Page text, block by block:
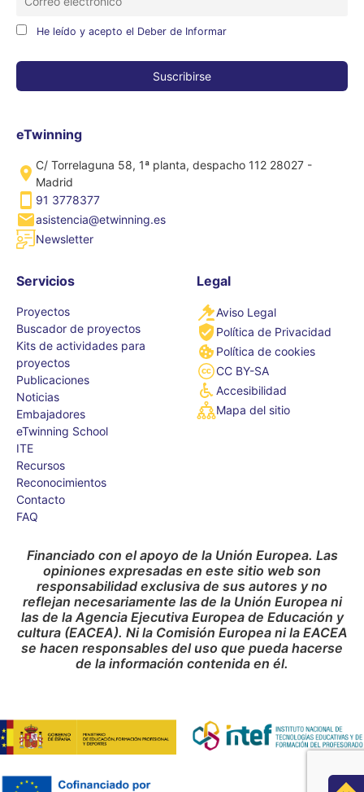
He leído y acepto el Deber de Informar
eTwinning
C/ Torrelaguna 58, 1ª planta, despacho 112 28027 -
Madrid
91 3778377
asistencia@etwinning.es
Newsletter
Servicios
Proyectos
Buscador de proyectos
Kits de actividades para
proyectos
Publicaciones
Noticias
Embajadores
eTwinning School
ITE
Recursos
Reconocimientos
Contacto
FAQ
Legal
Aviso Legal
Política de Privacidad
Política de cookies
CC BY-SA
Accesibilidad
Mapa del sitio
Financiado con el apoyo de la Unión Europea. Las
opiniones expresadas en este sitio web son
responsabilidad exclusiva de sus autores y no
reflejan necesariamente las de la Unión Europea ni
las de la Agencia Ejecutiva Europea de Educación y
cultura (EACEA). Ni la Comisión Europea ni la EACEA
se hacen responsables del uso que pueda hacerse
de la información contenida en él.